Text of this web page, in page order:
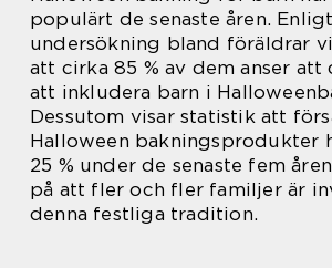
populärt de senaste åren.
undersökning bland föräldrar
att cirka 85 % av dem anser
att inkludera barn i
Dessutom visar statistik att
Halloween bakningsprodukter
25 % under de senaste fem
på att fler och fler familjer är
denna festliga tradition.